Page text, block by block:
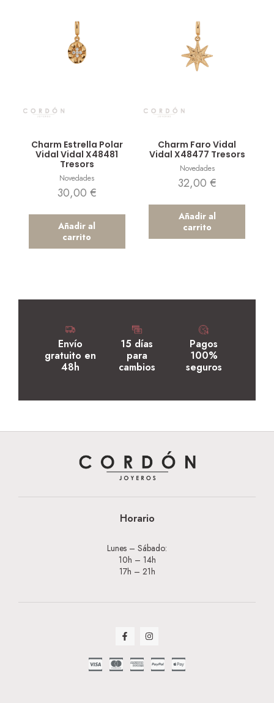
Charm Estrella Polar
Vidal Vidal X48481
Tresors
Novedades
30,00 €
Añadir al
carrito
Charm Faro Vidal
Vidal X48477 Tresors
Novedades
32,00 €
Añadir al
carrito
Envío
gratuito en
48h
15 días
para
cambios
Pagos
100%
seguros
Horario
Lunes – Sábado:
10h – 14h
17h – 21h